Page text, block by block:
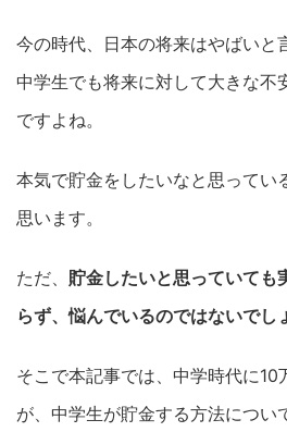
今の時代、日本の将来はやばいと
中学生でも将来に対して大きな不
ですよね。
本気で貯金をしたいなと思ってい
思います。
ただ、 貯金したいと思っていても
らず、悩んでいるのではないでし
そこで本記事では、中学時代に
が、中学生が貯金する方法につい